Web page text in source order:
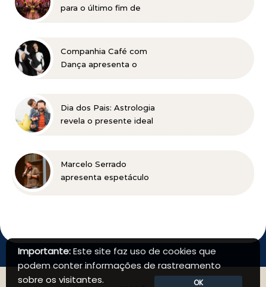
para o último fim de
Horizonte
Companhia Café com
Dança apresenta o
Dia dos Pais: Astrologia
revela o presente ideal
Marcelo Serrado
apresenta espetáculo
Importante:Este site faz uso de cookies que
podem conter informações de rastreamento
sobre os visitantes.
OK